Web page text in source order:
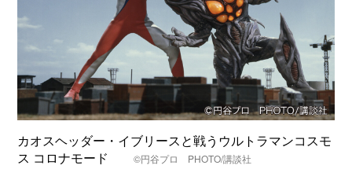
カオスヘッダー・イブリースと戦うウルトラマンコスモ
ス コロナモード©円谷プロ PHOTO/講談社